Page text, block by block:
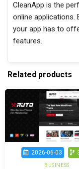
CleanApp is the
online applications.
your app has to
features.
Related products
2026-06-03
BUSINESS